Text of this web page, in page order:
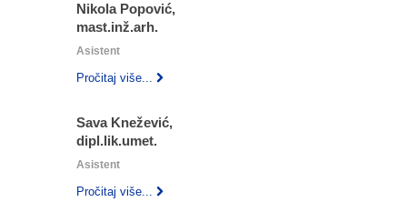
Nikola Popović,
mast.inž.arh.
Asistent
Pročitaj više...
Sava Knežević,
dipl.lik.umet.
Asistent
Pročitaj više...